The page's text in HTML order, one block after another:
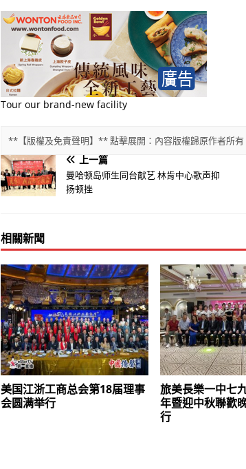
Tour our brand-new facility
**【版權及免責聲明】** 點擊展開：內容版權歸原作者所
上一篇
曼哈顿岛师生同台献艺 林肯中心歌声抑
扬顿挫
相關新聞
美国江浙工商总会第18届理事
会圆满举行
旅美長樂一中七
年暨迎中秋聯歡
行